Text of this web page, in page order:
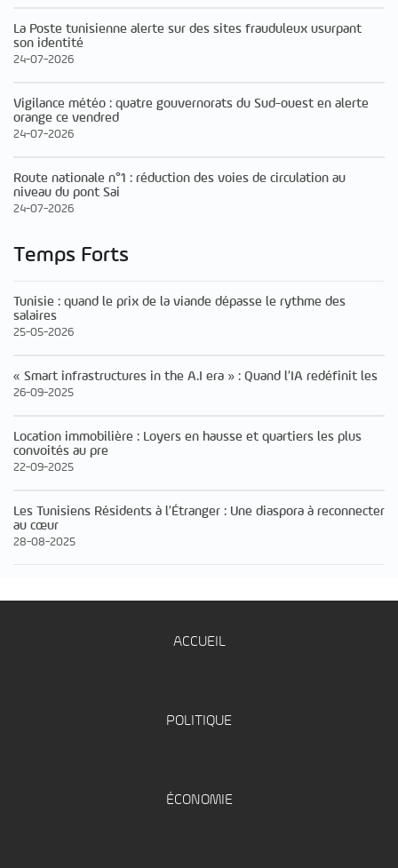
La Poste tunisienne alerte sur des sites frauduleux usurpant
son identité
24-07-2026
Vigilance météo : quatre gouvernorats du Sud-ouest en alerte
orange ce vendred
24-07-2026
Route nationale n°1 : réduction des voies de circulation au
niveau du pont Sai
24-07-2026
Temps Forts
Tunisie : quand le prix de la viande dépasse le rythme des
salaires
25-05-2026
« Smart infrastructures in the A.I era » : Quand l’IA redéfinit les
26-09-2025
Location immobilière : Loyers en hausse et quartiers les plus
convoités au pre
22-09-2025
Les Tunisiens Résidents à l’Étranger : Une diaspora à reconnecter
au cœur
28-08-2025
ACCUEIL
POLITIQUE
ÉCONOMIE